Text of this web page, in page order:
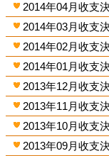
2014年04月收支
2014年03月收支
2014年02月收支
2014年01月收支
2013年12月收支
2013年11月收支
2013年10月收支
2013年09月收支